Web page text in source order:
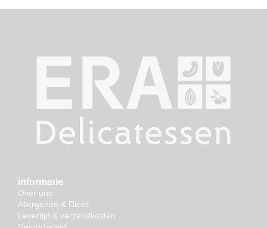
informatie
Over ons
Allergenen & Dieet
Levertijd & verzendkosten